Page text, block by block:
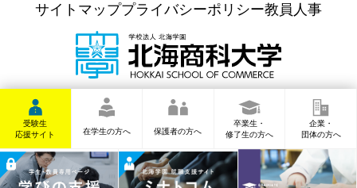
受験生
応援サイト
在学生の方へ 保護者の方へ
卒業生・
修了生の方へ
企業・
団体の方へ
サイトマッププライバシーポリシー教員人事
〒062-8607 札幌市豊平区
(011)841-1161